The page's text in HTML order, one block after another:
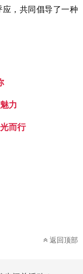
，共同倡导了一种
力
而行
返回顶部